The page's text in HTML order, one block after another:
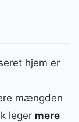
hjem er
mængden
leger mere